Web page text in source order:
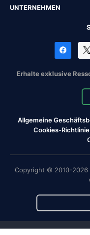
UNTERNEHMEN
Erhalte exklusive
Allgemeine
Cookies-
Copyright © 2010-2026